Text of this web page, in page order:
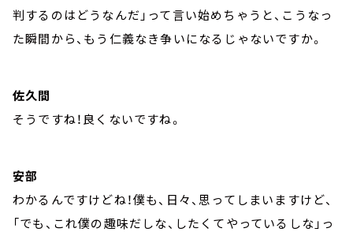
判するのはどうなんだ」って言い始めちゃうと、こうなっ
た瞬間から、もう仁義なき争いになるじゃないですか。
佐久間
そうですね！良くないですね。
安部
わかるんですけどね！僕も、日々、思ってしまいますけど、
「でも、これ僕の趣味だしな、したくてやっているしな」っ